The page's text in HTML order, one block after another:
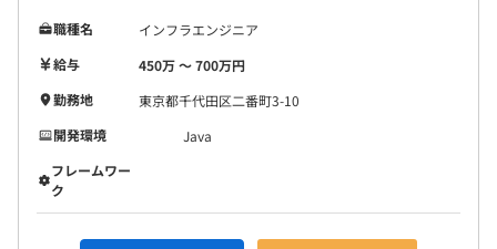
職種名
インフラエンジニア
給与
450万 〜 700万円
勤務地
東京都千代田区二番町3-10
開発環境
Java
フレームワー
ク